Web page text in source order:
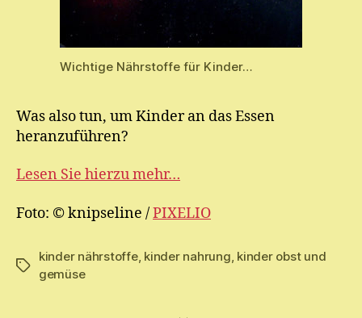
Wichtige Nährstoffe für Kinder…
Was also tun, um Kinder an das Essen
heranzuführen?
Lesen Sie hierzu mehr…
Foto: © knipseline /PIXELIO
Schlagwörter
kinder nährstoffe, kinder nahrung kinder obst und
gemüse